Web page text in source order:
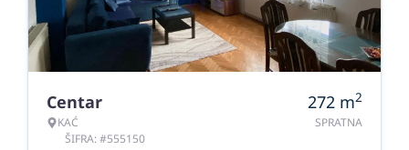
Centar
KAĆ
ŠIFRA: #555150
272 m2
SPRATNA